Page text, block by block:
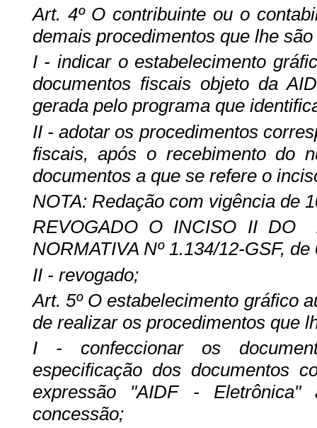
Art. 4ºO contribuinte ou o
demais procedimentos que lhe
I - indicar o estabelecimento
documentos fiscais objeto da
gerada pelo programa que
II - adotar os procedimentos
fiscais, após o recebimento do
documentos a que se refere o
NOTA: Redação com vigência de
REVOGADO O INCISO II DO
NORMATIVA Nº 1.134/12-GSF,
II - revogado;
Art. 5º O estabelecimento gráfico
de realizar os procedimentos que
I - confeccionar os
especificação dos documentos
expressão "AIDF -
concessão;